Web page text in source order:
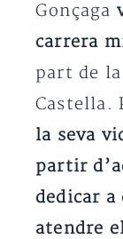
Gonçaga
carrera
part de
Castella.
la seva
partir
dedicar
atendre